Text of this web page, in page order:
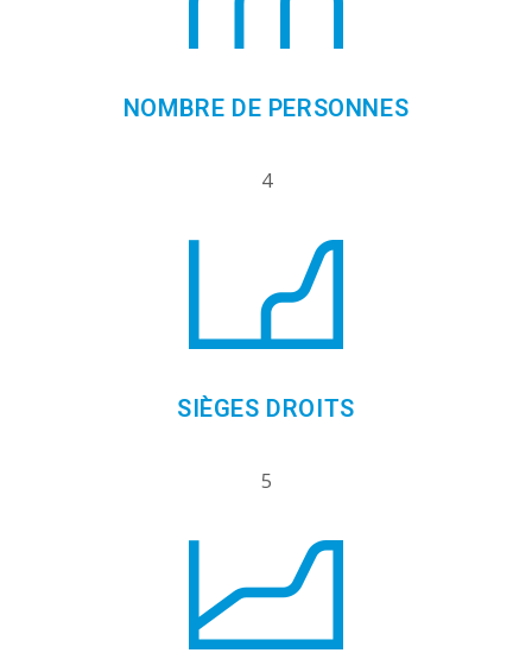
NOMBRE DE PERSONNES
4
SIÈGES DROITS
5